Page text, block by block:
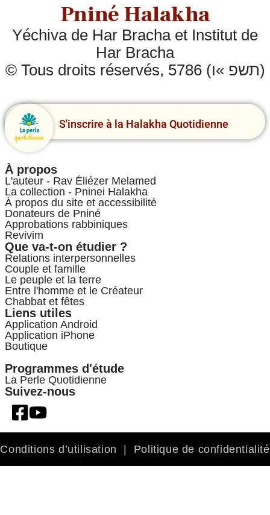
Pniné Halakha
Yéchiva de Har Bracha et Institut de
Har Bracha
© Tous droits réservés, 5786 (תשפ »ו)
S'inscrire à la Halakha Quotidienne
À propos
L'auteur - Rav Éliézer Melamed
La collection - Pninei Halakha
À propos du site et accessibilité
Donateurs de Pniné
Approbations rabbiniques
Revivim
Que va-t-on étudier ?
Relations interpersonnelles
Couple et famille
Le peuple et la terre
Entre l'homme et le Créateur
Chabbat et fêtes
Liens utiles
Application Android
Application iPhone
Boutique
Programmes d'étude
La Perle Quotidienne
Suivez-nous
Conditions d’utilisation | Politique de confidentialité